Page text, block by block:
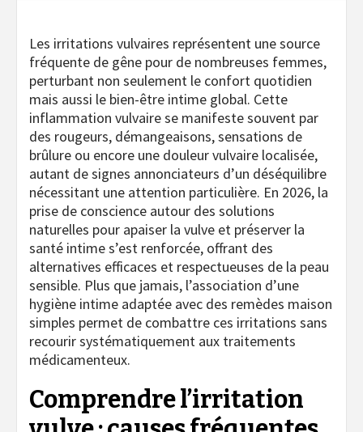
Les irritations vulvaires représentent une source
fréquente de gêne pour de nombreuses femmes,
perturbant non seulement le confort quotidien
mais aussi le bien-être intime global. Cette
inflammation vulvaire se manifeste souvent par
des rougeurs, démangeaisons, sensations de
brûlure ou encore une douleur vulvaire localisée,
autant de signes annonciateurs d’un déséquilibre
nécessitant une attention particulière. En 2026, la
prise de conscience autour des solutions
naturelles pour apaiser la vulve et préserver la
santé intime s’est renforcée, offrant des
alternatives efficaces et respectueuses de la peau
sensible. Plus que jamais, l’association d’une
hygiène intime adaptée avec des remèdes maison
simples permet de combattre ces irritations sans
recourir systématiquement aux traitements
médicamenteux.
Comprendre l’irritation